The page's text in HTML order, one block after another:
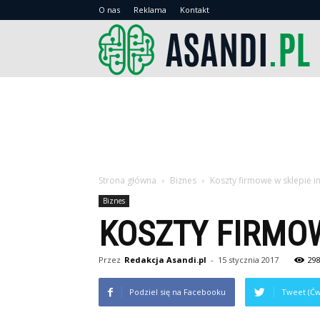
O nas Reklama Kontakt
Strona główna Biznes Koszty firmowe w sklepie
Biznes
KOSZTY
Przez Redakcja Asandi.pl - 15 stycznia 2017
Podziel się na Facebooku Tweet